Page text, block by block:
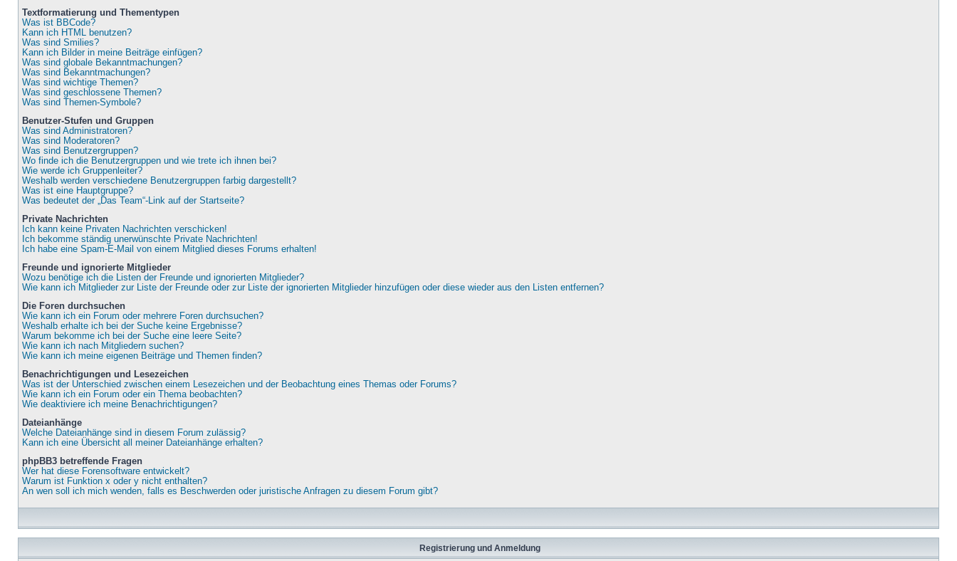
Textformatierung und Thementypen
Was ist BBCode?
Kann ich HTML benutzen?
Was sind Smilies?
Kann ich Bilder in meine Beiträge einfügen?
Was sind globale Bekanntmachungen?
Was sind Bekanntmachungen?
Was sind wichtige Themen?
Was sind geschlossene Themen?
Was sind Themen-Symbole?
Benutzer-Stufen und Gruppen
Was sind Administratoren?
Was sind Moderatoren?
Was sind Benutzergruppen?
Wo finde ich die Benutzergruppen und wie trete ich ihnen bei?
Wie werde ich Gruppenleiter?
Weshalb werden verschiedene Benutzergruppen farbig dargestellt?
Was ist eine Hauptgruppe?
Was bedeutet der „Das Team“-Link auf der Startseite?
Private Nachrichten
Ich kann keine Privaten Nachrichten verschicken!
Ich bekomme ständig unerwünschte Private Nachrichten!
Ich habe eine Spam-E-Mail von einem Mitglied dieses Forums erhalten!
Freunde und ignorierte Mitglieder
Wozu benötige ich die Listen der Freunde und ignorierten Mitglieder?
Wie kann ich Mitglieder zur Liste der Freunde oder zur Liste der ignorierten Mitglieder hinzufügen oder diese wieder aus den Listen entfernen?
Die Foren durchsuchen
Wie kann ich ein Forum oder mehrere Foren durchsuchen?
Weshalb erhalte ich bei der Suche keine Ergebnisse?
Warum bekomme ich bei der Suche eine leere Seite?
Wie kann ich nach Mitgliedern suchen?
Wie kann ich meine eigenen Beiträge und Themen finden?
Benachrichtigungen und Lesezeichen
Was ist der Unterschied zwischen einem Lesezeichen und der Beobachtung eines Themas oder Forums?
Wie kann ich ein Forum oder ein Thema beobachten?
Wie deaktiviere ich meine Benachrichtigungen?
Dateianhänge
Welche Dateianhänge sind in diesem Forum zulässig?
Kann ich eine Übersicht all meiner Dateianhänge erhalten?
phpBB3 betreffende Fragen
Wer hat diese Forensoftware entwickelt?
Warum ist Funktion x oder y nicht enthalten?
An wen soll ich mich wenden, falls es Beschwerden oder juristische Anfragen zu diesem Forum gibt?
Registrierung und Anmeldung